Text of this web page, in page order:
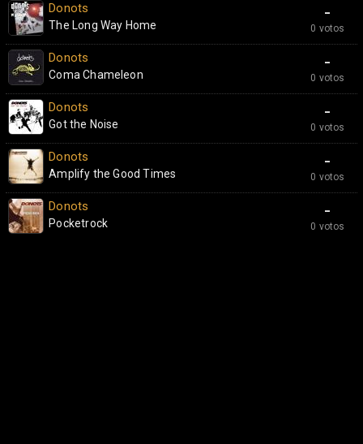
-
0 votos
Donots
The Long Way Home
-
0 votos
Donots
Coma Chameleon
-
0 votos
Donots
Got the Noise
-
0 votos
Donots
Amplify the Good Times
-
0 votos
Donots
Pocketrock